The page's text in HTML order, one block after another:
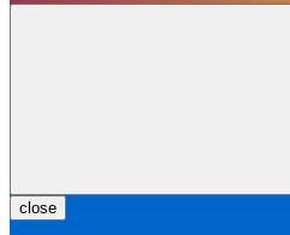
close